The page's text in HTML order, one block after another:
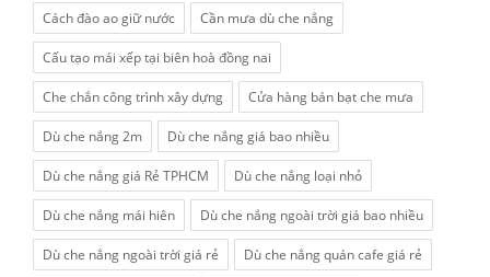
Cách đào ao giữ nước Cần mưa dù che nắng
Cấu tạo mái xếp tại biên hoà đồng nai
Che chắn công trình xây dựng Cửa hàng bán bạt che mưa
Dù che nắng 2m Dù che nắng giá bao nhiều
Dù che nắng giá Rẻ TPHCM Dù che nắng loại nhỏ
Dù che nắng mái hiên Dù che nắng ngoài trời giá bao nhiều
Dù che nắng ngoài trời giá rẻ Dù che nắng quán cafe giá rẻ